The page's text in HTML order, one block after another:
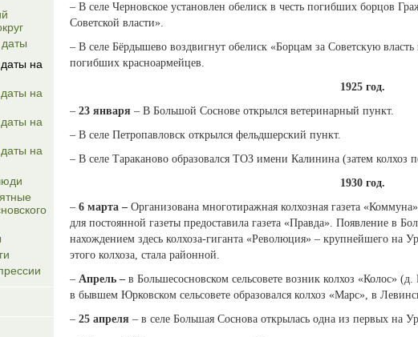
на
на
на
на
– В селе Черновское установлен обелиск в честь погибших борцов
Советской власти».
– В селе Бёрдышево воздвигнут обелиск «Борцам за Советскую
погибших красноармейцев.
1925 год.
– 23 января – В Большой Соснове открылся ветеринарный пункт.
– В селе Петропавловск открылся фельдшерский пункт.
– В селе Тараканово образовался ТОЗ имени Калинина (затем колхоз
1930 год.
– 6 марта – Организована многотиражная колхозная газета
для постоянной газеты предоставила газета «Правда». Появление в
нахождением здесь колхоза-гиганта «Революция» – крупнейшего на
этого колхоза, стала районной.
– Апрель – в Большесосновском сельсовете возник колхоз «Колос»
в бывшем Юрковском сельсовете образовался колхоз «Марс», в
– 25 апреля – в селе Большая Соснова открылась одна из первых на